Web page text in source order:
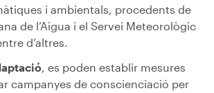
i ambientals, procedents de
de l’Aigua i el Servei Meteorològic
d’altres.
, es poden establir mesures
campanyes de conscienciació per